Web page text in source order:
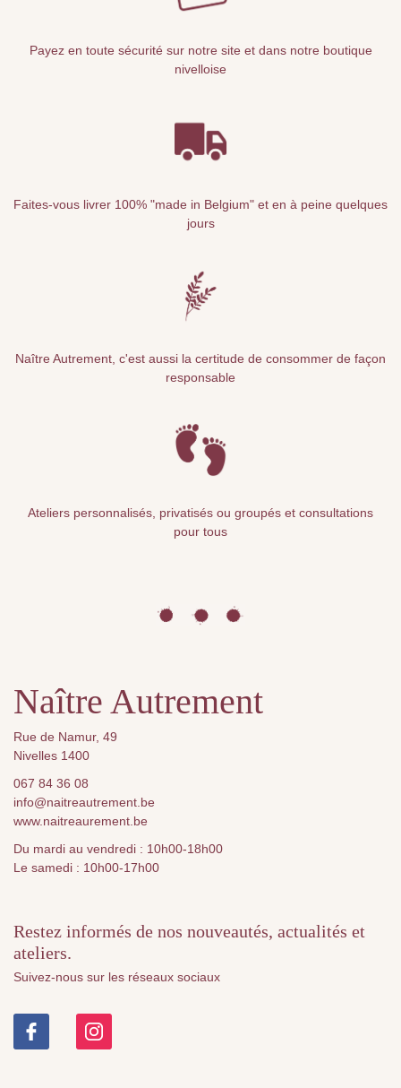
Payez en toute sécurité sur notre site et dans notre boutique
nivelloise
Faites-vous livrer 100% "made in Belgium" et en à peine quelques
jours
Naître Autrement, c'est aussi la certitude de consommer de façon
responsable
Ateliers personnalisés, privatisés ou groupés et consultations
pour tous
Naître Autrement
Rue de Namur, 49
Nivelles 1400
067 84 36 08
info@naitreautrement.be
www.naitreaurement.be
Du mardi au vendredi : 10h00-18h00
Le samedi : 10h00-17h00
Restez informés de nos nouveautés, actualités et
ateliers.
Suivez-nous sur les réseaux sociaux